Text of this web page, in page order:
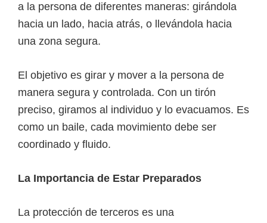
a la persona de diferentes maneras: girándola
hacia un lado, hacia atrás, o llevándola hacia
una zona segura.
El objetivo es girar y mover a la persona de
manera segura y controlada. Con un tirón
preciso, giramos al individuo y lo evacuamos. Es
como un baile, cada movimiento debe ser
coordinado y fluido.
La Importancia de Estar Preparados
La protección de terceros es una